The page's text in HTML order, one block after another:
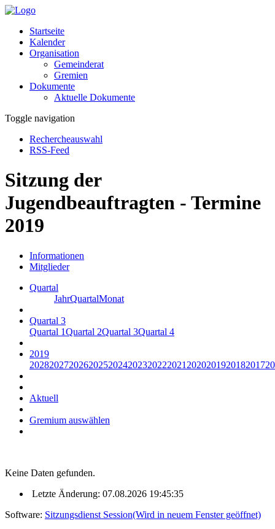
Startseite
Kalender
Organisation
Gemeinderat
Gremien
Dokumente
Aktuelle Dokumente
Toggle navigation
Rechercheauswahl
RSS-Feed
Sitzung der
Jugendbeauftragten - Termine
2019
Informationen
Mitglieder
Quartal
JahrQuartalMonat
Quartal 3
Quartal 1Quartal 2Quartal 3Quartal 4
2019
20282027202620252024202320222021 2020201920182017
Aktuell
Gremium auswählen
Keine Daten gefunden.
Letzte Änderung: 07.08.2026 19:45:35
Software: Sitzungsdienst Session(Wird in neuem Fenster geöffnet)